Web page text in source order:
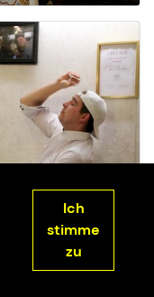
Ich
stimme
zu